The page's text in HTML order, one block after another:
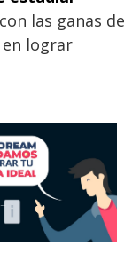
las ganas de
lograr